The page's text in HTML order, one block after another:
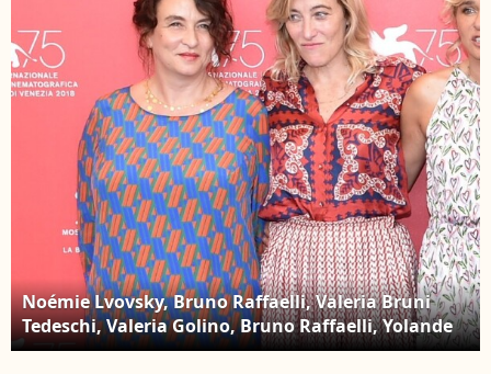
Noémie Lvovsky, Bruno Raffaelli, Valeria Bruni
Tedeschi, Valeria Golino, Bruno Raffaelli, Yolande
Moreau, Riccardo Scamarcio - Photocall du film